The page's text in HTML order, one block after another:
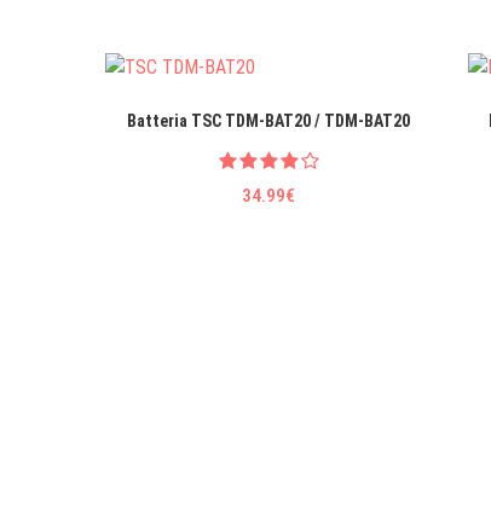
Batteria TSC TDM-BAT20 / TDM-BAT20
34.99€